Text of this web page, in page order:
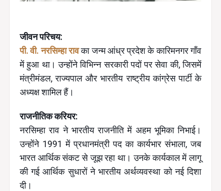
जीवन परिचय:
पी. वी. नरसिम्हा रावका जन्म आंध्र प्रदेश के कारिमनगर गाँव
में हुआ था। उन्होंने विभिन्न सरकारी पदों पर सेवा की, जिसमें
मंत्रीमंडल, राज्यपाल और भारतीय राष्ट्रीय कांग्रेस पार्टी के
अध्यक्ष शामिल हैं।
राजनीतिक करियर:
नरसिम्हा राव ने भारतीय राजनीति में अहम भूमिका निभाई।
उन्होंने 1991 में प्रधानमंत्री पद का कार्यभार संभाला, जब
भारत आर्थिक संकट से जूझ रहा था। उनके कार्यकाल में लागू
की गई आर्थिक सुधारों ने भारतीय अर्थव्यवस्था को नई दिशा
दी।